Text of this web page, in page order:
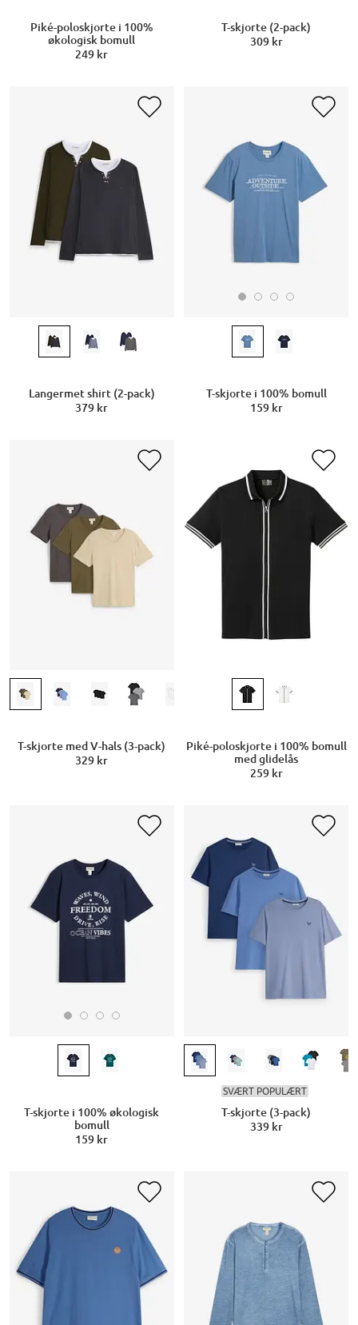
Piké-poloskjorte i 100%
økologisk bomull
249 kr
T-skjorte (2-pack)
309 kr
Langermet shirt (2-pack)
379 kr
T-skjorte i 100% bomull
159 kr
T-skjorte med V-hals (3-pack)
329 kr
Piké-poloskjorte i 100% bomull
med glidelås
259 kr
T-skjorte i 100% økologisk
bomull
159 kr
SVÆRT POPULÆRT
T-skjorte (3-pack)
339 kr